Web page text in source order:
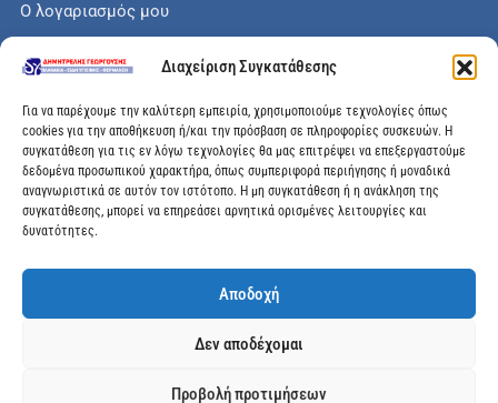
Διαχείριση Συγκατάθεσης
Για να παρέχουμε την καλύτερη εμπειρία, χρησιμοποιούμε τεχνολογίες όπως
cookies για την αποθήκευση ή/και την πρόσβαση σε πληροφορίες συσκευών. Η
συγκατάθεση για τις εν λόγω τεχνολογίες θα μας επιτρέψει να επεξεργαστούμε
δεδομένα προσωπικού χαρακτήρα, όπως συμπεριφορά περιήγησης ή μοναδικά
αναγνωριστικά σε αυτόν τον ιστότοπο. Η μη συγκατάθεση ή η ανάκληση της
συγκατάθεσης, μπορεί να επηρεάσει αρνητικά ορισμένες λειτουργίες και
δυνατότητες.
Αποδοχή
Δεν αποδέχομαι
Προβολή προτιμήσεων
Ο λογαριασμός μου
Το καλάθι μου
Check out
Διεύθυνση
Μεγάλης Χώρας 89, Αγρίνιο, Τ.Κ: 30100
info@dimitrelis-georgousis.gr